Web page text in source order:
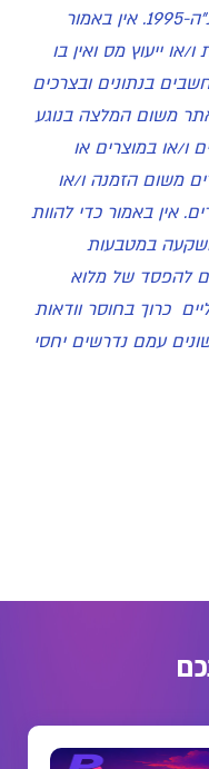
השקעות ובניהול תיקי השקעות, תשנ"ה-1995. אין באמור
או ייעוץ מס ואין בו
בנתונים ובצרכים
משום המלצה בנוגע
ו/או במוצרים או
משום הזמנה ו/או
אין באמור כדי להוות
במטבעות
להפסד של מלוא
כרוך בחוסר וודאות
שונים עמם נדרשים יחסי